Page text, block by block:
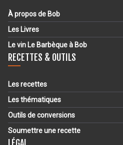
À propos de Bob
Les Livres
Le vin Le Barbèque à Bob
RECETTES & OUTILS
Les recettes
Les thématiques
Outils de conversions
Soumettre une recette